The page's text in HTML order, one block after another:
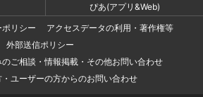
ぴあ(アプリ&Web)
リシー
アクセスデータの利用・著作権等
外部送信ポリシー
ご相談・情報掲載・その他お問い合わせ
ユーザーの方からのお問い合わせ